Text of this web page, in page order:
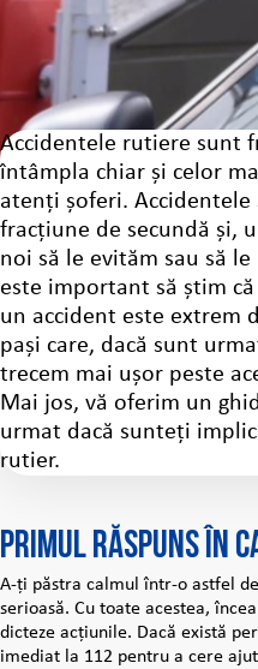
Accidentele rutiere sunt
întâmpla chiar și celor
atenți șoferi. Accidentele
fracțiune de secundă și,
noi să le evităm sau să
este important să știm
un accident este extrem
pași care, dacă sunt
trecem mai ușor peste
Mai jos, vă oferim un
urmat dacă sunteți
rutier.
Primul răspuns în
A-ți păstra calmul într-o astfel
serioasă. Cu toate acestea,
dicteze acțiunile. Dacă există
imediat la 112 pentru a cere